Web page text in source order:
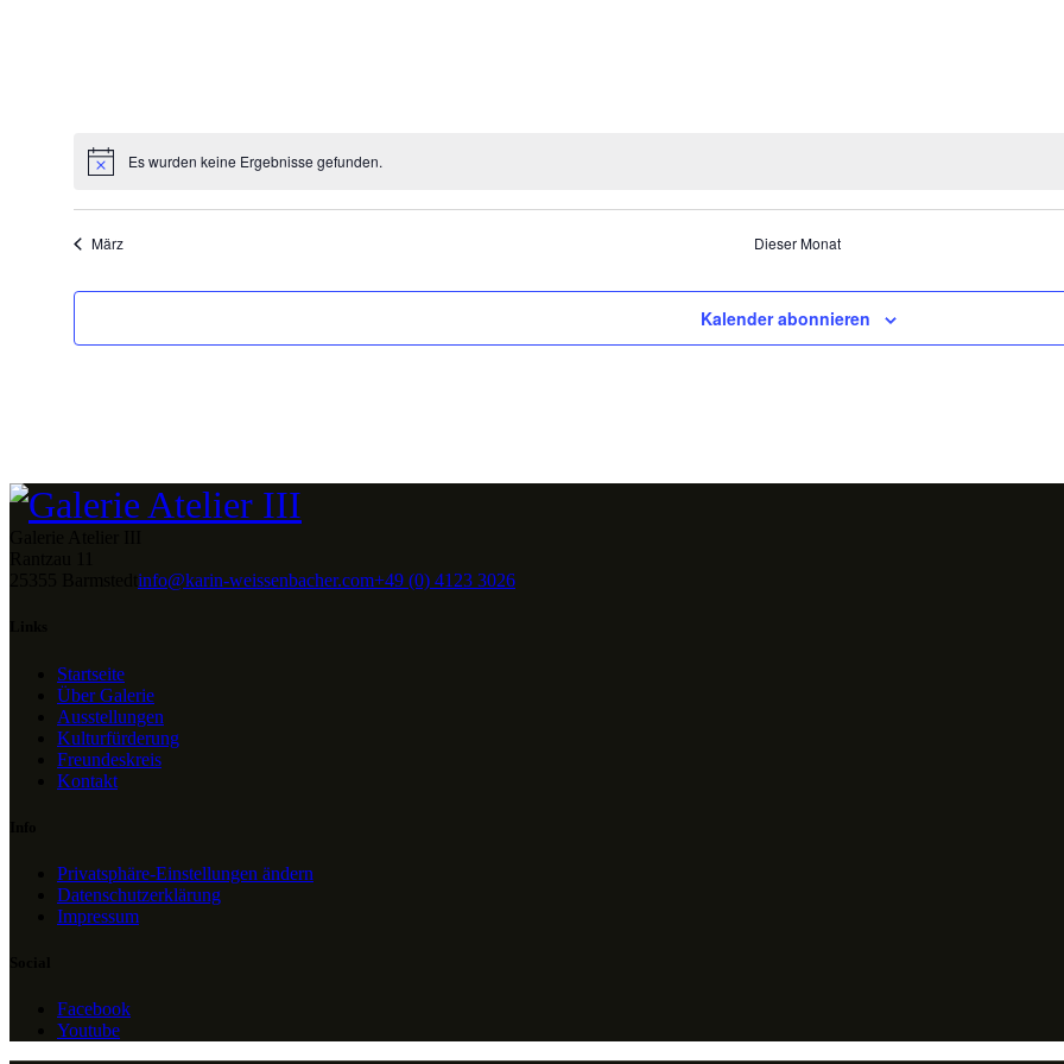
Es wurden keine Ergebnisse gefunden.
März Dieser Monat
Kalender abonnieren
info@karin-weissenbacher.com+49 (0) 4123 3026
Startseite
Über Galerie
Ausstellungen
Kulturfürderung
Freundeskreis
Kontakt
Privatsphäre-Einstellungen ändern
Datenschutzerklärung
Impressum
Facebook
Youtube